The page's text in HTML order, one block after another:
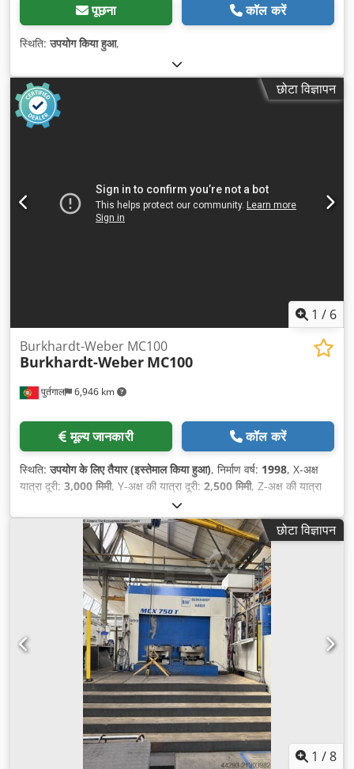
पूछना कॉल करें
स्थिति:उपयोग किया हुआ,
छोटा विज्ञापन
1 / 6
पुर्तगाल 6,946 km
Burkhardt-Weber MC100
Burkhardt-Weber MC100
मूल्य जानकारी कॉल करें
स्थिति:उपयोग के लिए तैयार (इस्तेमाल किया हुआ), निर्माण वर्ष: 1998, X-अक्ष
यात्रा दूरी: 3,000 मिमी, Y-अक्ष की यात्रा दूरी: 2,500 मिमी, Z-अक्ष की यात्रा
20,000 किग्रा
आरपीएम, धुरों की संख्या:3,
छोटा विज्ञापन
1 /8